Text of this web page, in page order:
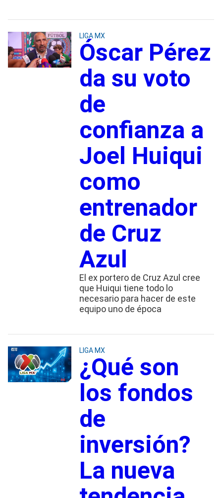
LIGA MX
Óscar Pérez
da su voto
de
confianza a
Joel Huiqui
como
entrenador
de Cruz
Azul
El ex portero de Cruz Azul cree
que Huiqui tiene todo lo
necesario para hacer de este
equipo uno de época
LIGA MX
¿Qué son
los fondos
de
inversión?
La nueva